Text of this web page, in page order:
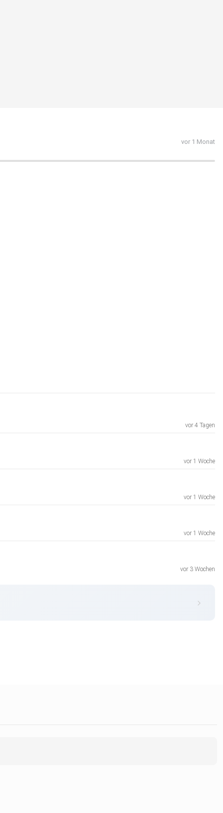
vor 1 Monat
vor 4 Tagen
vor 1 Woche
vor 1 Woche
vor 1 Woche
vor 3 Wochen